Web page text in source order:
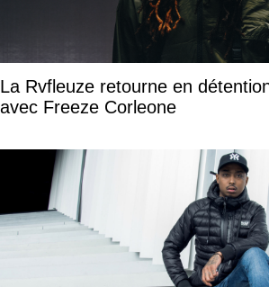
La Rvfleuze retourne en
avec Freeze Corleone